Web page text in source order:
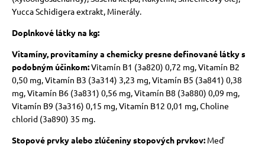
Yucca Schidigera extrakt, Minerály.
Doplnkové látky na kg:
Vitamíny, provitamíny a chemicky presne definované látky s
podobným účinkom:Vitamín B1 (3a820) 0,72 mg, Vitamín B2
0,50 mg, Vitamín B3 (3a314) 3,23 mg, Vitamín B5 (3a841) 0,38
mg, Vitamín B6 (3a831) 0,56 mg, Vitamín B8 (3a880) 0,09 mg,
Vitamín B9 (3a316) 0,15 mg, Vitamín B12 0,01 mg, Choline
chlorid (3a890) 35 mg.
Stopové prvky alebo zlúčeniny stopových prvkov: Meď